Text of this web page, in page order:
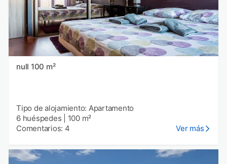
null 100 m²
Tipo de alojamiento: Apartamento
6 huéspedes
100 m²
Comentarios: 4
Ver más